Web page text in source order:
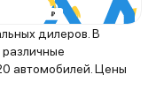
дилеров. В
автомобилей. Цены